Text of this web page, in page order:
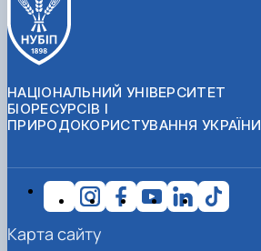
НАЦІОНАЛЬНИЙ УНІВЕРСИТЕТ
БІОРЕСУРСІВ І
ПРИРОДОКОРИСТУВАННЯ УКРАЇНИ
Карта сайту